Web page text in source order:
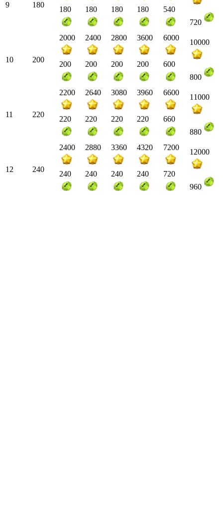
9 180
180 180 180 180 540
720
10 200
2000
200
2400
200
2800
200
3600
200
6000
600
10000
800
11 220
2200
220
2640
220
3080
220
3960
220
6600
660
11000
880
12 240
2400
240
2880
240
3360
240
4320
240
7200
720
12000
960